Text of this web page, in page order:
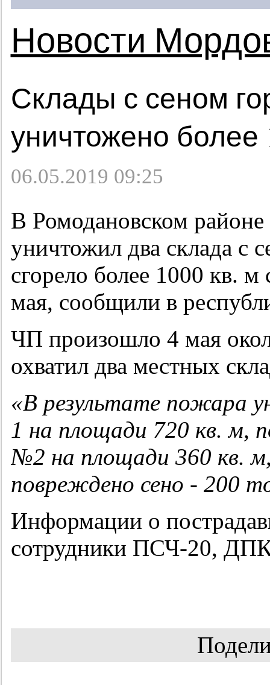
Новости
Склады с сеном
уничтожено более
06.05.2019 09:25
В Ромодановском
уничтожил два склада с
сгорело более 1000 кв.
мая, сообщили в
ЧП произошло 4 мая
охватил два местных
«В результате пожара
1 на площади 720 кв. м,
№2 на площади 360 кв.
повреждено сено - 200
Информации о
сотрудники ПСЧ-20,